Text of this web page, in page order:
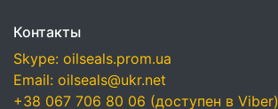
Контакты
Skype: oilseals.prom.ua
Email: oilseals@ukr.net
+38 067 706 80 06 (доступен в Viber)